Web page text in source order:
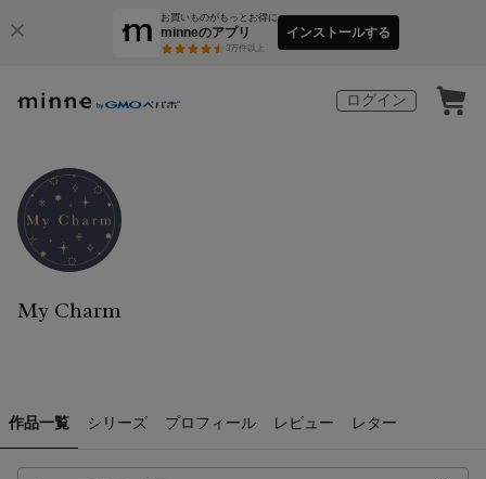
お買いものがもっとお得に
minneのアプリ
3万件以上
インストールする
ログイン
My Charm
作品一覧 シリーズ プロフィール レビュー レター